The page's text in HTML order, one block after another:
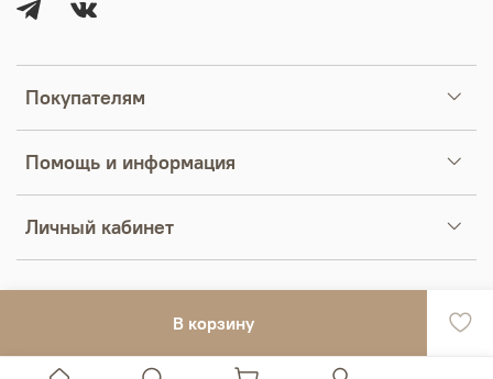
В корзину
Покупателям
Помощь и информация
Личный кабинет